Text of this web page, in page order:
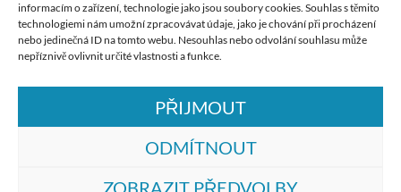
informacím o zařízení, technologie jako jsou soubory cookies. Souhlas s těmito
technologiemi nám umožní zpracovávat údaje, jako je chování při procházení
nebo jedinečná ID na tomto webu. Nesouhlas nebo odvolání souhlasu může
nepříznivě ovlivnit určité vlastnosti a funkce.
PŘIJMOUT
ODMÍTNOUT
ZOBRAZIT PŘEDVOLBY
487 881 111
podatelna@mucl.cz